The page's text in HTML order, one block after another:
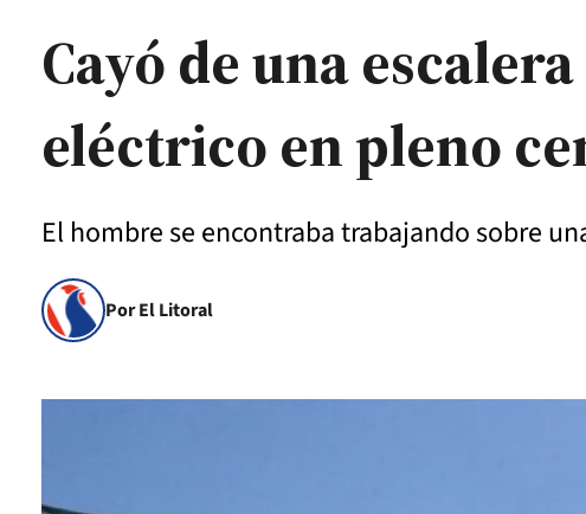
Cayó de una
eléctrico en pleno
El hombre se encontraba trabajando sobre
Por El Litoral